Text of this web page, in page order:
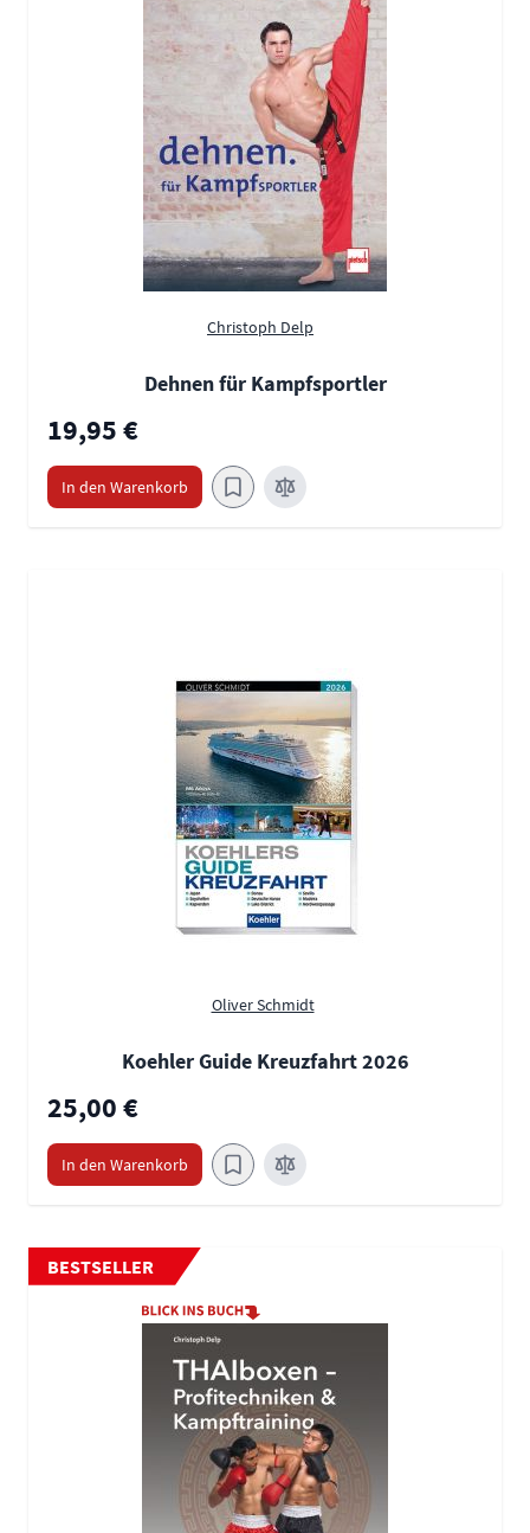
Christoph Delp
Dehnen für Kampfsportler
19,95 €
In den Warenkorb
Oliver Schmidt
Koehler Guide Kreuzfahrt 2026
25,00 €
In den Warenkorb
BESTSELLER